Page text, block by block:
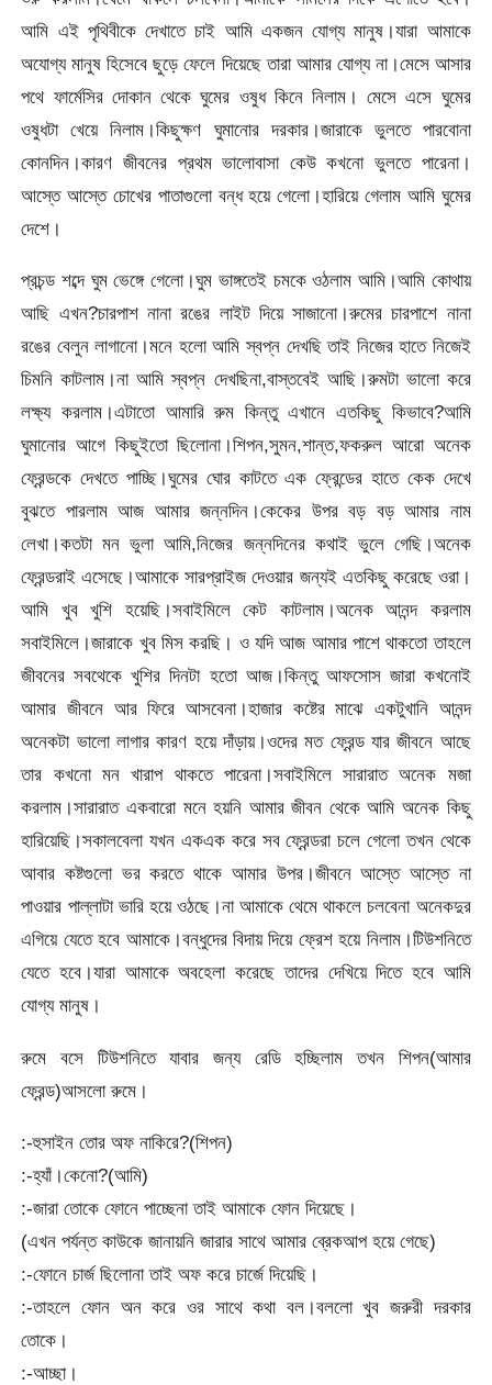
আমি এই পৃথিবীকে দেখাতে চাই আমি একজন যোগ্য মানুষ।যারা আমাকে
অযোগ্য মানুষ হিসেবে ছুড়ে ফেলে দিয়েছে তারা আমার যোগ্য না।মেসে আসার
পথে ফার্মেসির দোকান থেকে ঘুমের ওষুধ কিনে নিলাম। মেসে এসে ঘুমের
ওষুধটা খেয়ে নিলাম।কিছুক্ষণ ঘুমানোর দরকার।জারাকে ভুলতে পারবোনা
কোনদিন।কারণ জীবনের প্রথম ভালোবাসা কেউ কখনো ভুলতে পারেনা।
আস্তে আস্তে চোখের পাতাগুলো বন্ধ হয়ে গেলো।হারিয়ে গেলাম আমি ঘুমের
দেশে।
প্রচন্ড শব্দে ঘুম ভেঙ্গে গেলো।ঘুম ভাঙ্গতেই চমকে ওঠলাম আমি।আমি কোথায়
আছি এখন?চারপাশ নানা রঙের লাইট দিয়ে সাজানো।রুমের চারপাশে নানা
রঙের বেলুন লাগানো।মনে হলো আমি স্বপ্ন দেখছি তাই নিজের হাতে নিজেই
চিমনি কাটলাম।না আমি স্বপ্ন দেখছিনা,বাস্তবেই আছি।রুমটা ভালো করে
লক্ষ্য করলাম।এটাতো আমারি রুম কিন্তু এখানে এতকিছু কিভাবে?আমি
ঘুমানোর আগে কিছুইতো ছিলোনা।শিপন,সুমন,শান্ত,ফকরুল আরো অনেক
ফ্রেন্ডকে দেখতে পাচ্ছি।ঘুমের ঘোর কাটতে এক ফ্রেন্ডের হাতে কেক দেখে
বুঝতে পারলাম আজ আমার জন্নদিন।কেকের উপর বড় বড় আমার নাম
লেখা।কতটা মন ভুলা আমি,নিজের জন্নদিনের কথাই ভুলে গেছি।অনেক
ফ্রেন্ডরাই এসেছে।আমাকে সারপ্রাইজ দেওয়ার জন্যই এতকিছু করেছে ওরা।
আমি খুব খুশি হয়েছি।সবাইমিলে কেট কাটলাম।অনেক আনন্দ করলাম
সবাইমিলে।জারাকে খুব মিস করছি। ও যদি আজ আমার পাশে থাকতো তাহলে
জীবনের সবথেকে খুশির দিনটা হতো আজ।কিন্তু আফসোস জারা কখনোই
আমার জীবনে আর ফিরে আসবেনা।হাজার কষ্টের মাঝে একটুখানি আনন্দ
অনেকটা ভালো লাগার কারণ হয়ে দাঁড়ায়।ওদের মত ফ্রেন্ড যার জীবনে আছে
তার কখনো মন খারাপ থাকতে পারেনা।সবাইমিলে সারারাত অনেক মজা
করলাম।সারারাত একবারো মনে হয়নি আমার জীবন থেকে আমি অনেক কিছু
হারিয়েছি।সকালবেলা যখন একএক করে সব ফ্রেন্ডরা চলে গেলো তখন থেকে
আবার কষ্টগুলো ভর করতে থাকে আমার উপর।জীবনে আস্তে আস্তে না
পাওয়ার পাল্লাটা ভারি হয়ে ওঠছে।না আমাকে থেমে থাকলে চলবেনা অনেকদুর
এগিয়ে যেতে হবে আমাকে।বন্ধুদের বিদায় দিয়ে ফ্রেশ হয়ে নিলাম।টিউশনিতে
যেতে হবে।যারা আমাকে অবহেলা করেছে তাদের দেখিয়ে দিতে হবে আমি
যোগ্য মানুষ।
রুমে বসে টিউশনিতে যাবার জন্য রেডি হচ্ছিলাম তখন শিপন(আমার
ফ্রেন্ড)আসলো রুমে।
:-হুসাইন তোর অফ নাকিরে?(শিপন)
:-হ্যাঁ।কেনো?(আমি)
:-জারা তোকে ফোনে পাচ্ছেনা তাই আমাকে ফোন দিয়েছে।
(এখন পর্যন্ত কাউকে জানায়নি জারার সাথে আমার ব্রেকআপ হয়ে গেছে)
:-ফোনে চার্জ ছিলোনা তাই অফ করে চার্জে দিয়েছি।
:-তাহলে ফোন অন করে ওর সাথে কথা বল।বললো খুব জরুরী দরকার
তোকে।
:-আচ্ছা।